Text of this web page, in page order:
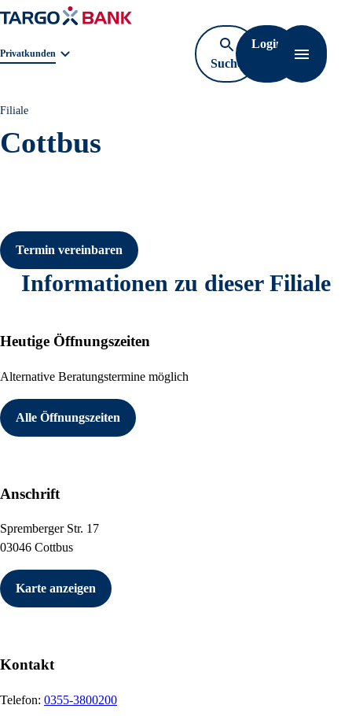
Geschäftsbereichnavigation. Aktuelle Auswahl:
Privatkunden
Suche
öffnen
Login
Filiale
Cottbus
Termin vereinbaren
Informationen zu dieser Filiale
Heutige Öffnungszeiten
Alternative Beratungstermine möglich
Alle Öffnungszeiten
Anschrift
Spremberger Str. 17
03046 Cottbus
Karte anzeigen
Kontakt
Telefon: 0355-3800200